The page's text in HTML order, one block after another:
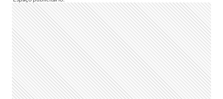
–
MODA
AUTÊNTICA
E
DE
QUALIDADE